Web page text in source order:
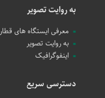
به روایت تصویر
معرفی ایستگاه های قطار
به روایت تصویر
اینفوگرافیک
دسترسی سریع